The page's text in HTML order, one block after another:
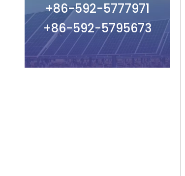
+86-592-5777971
+86-592-5795673